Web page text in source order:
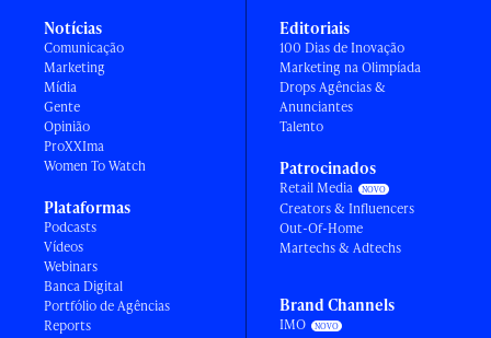
Notícias
Comunicação
Marketing
Mídia
Gente
Opinião
ProXXIma
Women To Watch
Plataformas
Podcasts
Vídeos
Webinars
Banca Digital
Portfólio de Agências
Reports
Editoriais
100 Dias de Inovação
Marketing na Olimpíada
Drops Agências &
Anunciantes
Talento
Patrocinados
Retail Media
Creators & Influencers
Out-Of-Home
Martechs & Adtechs
Brand Channels
IMO